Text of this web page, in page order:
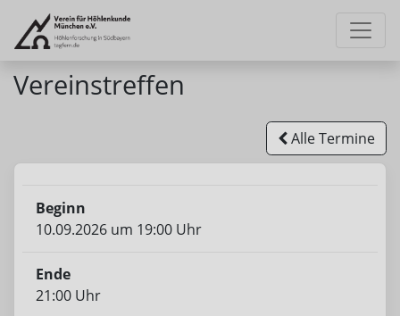
Vereinstreffen
Alle Termine
Beginn
10.09.2026 um 19:00 Uhr
Ende
21:00 Uhr